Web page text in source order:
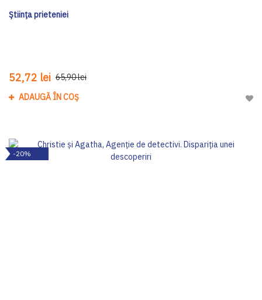
Știința prieteniei
52,72 lei 65,90 lei
ADAUGĂ ÎN COȘ
-20%